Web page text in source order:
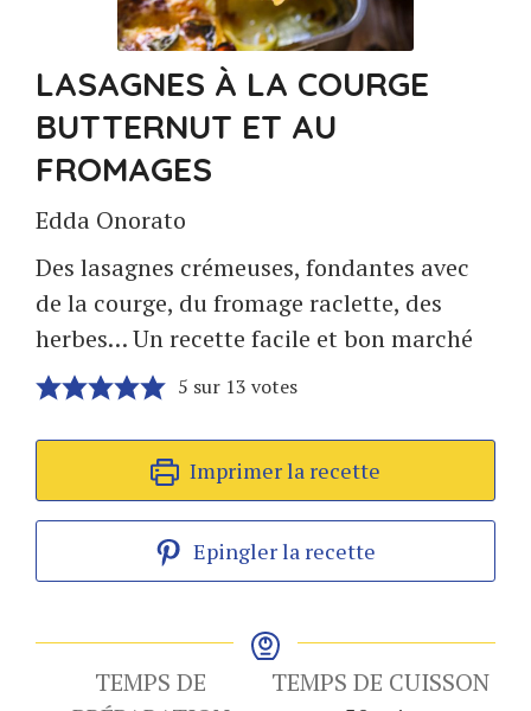
LASAGNES À LA COURGE
BUTTERNUT ET AU
FROMAGES
Edda Onorato
Des lasagnes crémeuses, fondantes avec
de la courge, du fromage raclette, des
herbes… Un recette facile et bon marché
5 sur 13 votes
Imprimer la recette
Epingler la recette
TEMPS DE
TEMPS DE CUISSON